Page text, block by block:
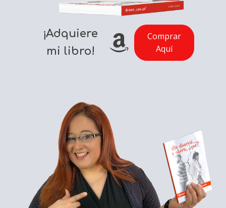
¡Adquiere
mi libro!
Comprar
Aquí